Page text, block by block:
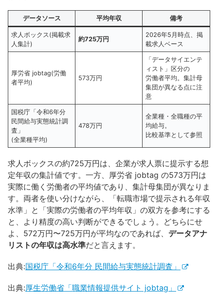
データソース 平均年収 備考
求人ボックス(掲載求
人集計)
約725万円
2026年5月時点、掲
載求人ベース
厚労省 jobtag(労働
者平均)
573万円
「データサイエンテ
ィスト」区分の
労働者平均。集計母
集団が異なる点に注
意
国税庁「令和6年分
民間給与実態統計調
査」
(全業種平均)
478万円
全業種・全職種の平
均給与。
比較基準として参照
求人ボックスの約725万円は、企業が求人票に提示する想
定年収の集計値です。一方、厚労省 jobtag の573万円は
実際に働く労働者の平均値であり、集計母集団が異なりま
す。両者を使い分けながら、「転職市場で提示される年収
水準」と「実際の労働者の平均年収」の双方を参考にする
と、より精度の高い判断ができるでしょう。どちらにせ
よ、572万円〜725万円が平均なのであれば、 データアナ
リストの年収は高水準だと言えます。
出典:国税庁「令和6年分 民間給与実態統計調査」
出典:厚生労働省「職業情報提供サイト jobtag」